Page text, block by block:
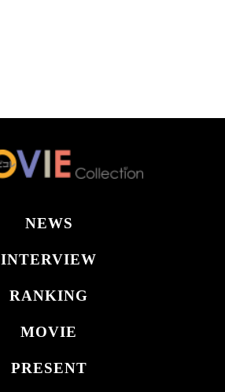
NEWS
INTERVIEW
RANKING
MOVIE
PRESENT